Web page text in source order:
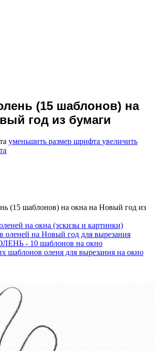
(15 шаблонов) на
год из бумаги
уменьшить размер шрифта увеличить
(15 шаблонов) на окна на Новый год из
на окна (эскизы и картинки)
оленей на Новый год для вырезания
- 10 шаблонов на окно
шаблонов оленя для вырезания на окно